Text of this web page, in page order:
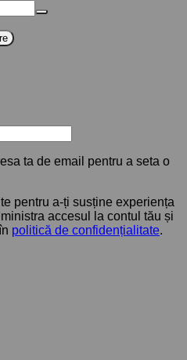
ta de email pentru a seta o
pentru a-ți susține experiența
accesul la contul tău și
politică de confidențialitate.